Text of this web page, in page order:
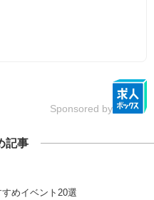
Sponsored by
記事
めイベント20選